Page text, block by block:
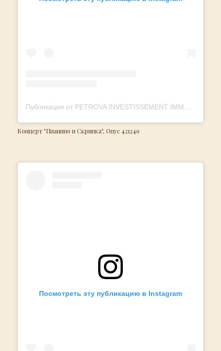
Публикация от PETROVA INVESTISSEMENT IMMOBILIER (@petrova.invest.immo)
Концерт "Пианино и Скрипка", Опус 42124o
Посмотреть эту публикацию в Instagram